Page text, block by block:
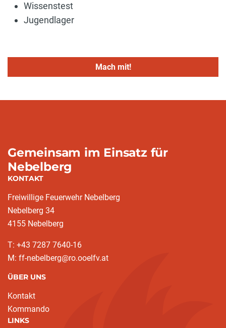
Wissenstest
Jugendlager
Mach mit!
Gemeinsam im Einsatz für
Nebelberg
KONTAKT
Freiwillige Feuerwehr Nebelberg
Nebelberg 34
4155 Nebelberg
T: +43 7287 7640-16
M: ff-nebelberg@ro.ooelfv.at
ÜBER UNS
Kontakt
Kommando
LINKS